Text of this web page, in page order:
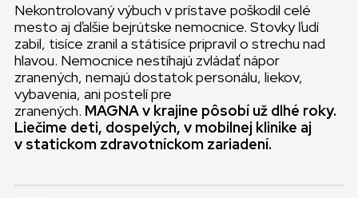
Nekontrolovaný výbuch v prístave poškodil celé
mesto aj ďalšie bejrútske nemocnice. Stovky ľudí
zabil, tisíce zranil a státisíce pripravil o strechu nad
hlavou. Nemocnice nestíhajú zvládať nápor
zranených, nemajú dostatok personálu, liekov,
vybavenia, ani postelí pre
zranených. MAGNA v krajine pôsobí už dlhé roky.
Liečime deti, dospelých, v mobilnej klinike aj
v statickom zdravotníckom zariadení.